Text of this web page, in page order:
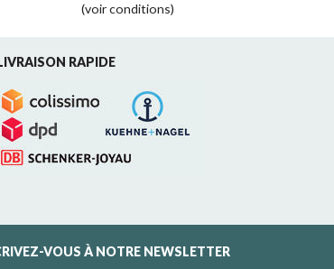
(voir conditions)
RAPIDE
VOUS À NOTRE NEWSLETTER